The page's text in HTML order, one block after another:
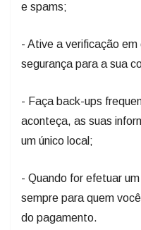
e spams;
- Ative a verificação
segurança para a sua
- Faça back-ups
aconteça, as suas
um único local;
- Quando for efetuar
sempre para quem
do pagamento.